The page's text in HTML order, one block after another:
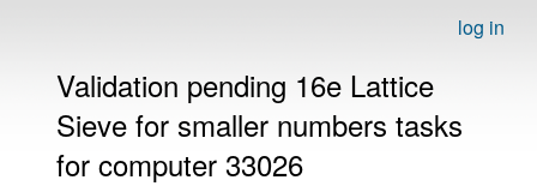
log in
Validation pending 16e Lattice
Sieve for smaller numbers tasks
for computer 33026